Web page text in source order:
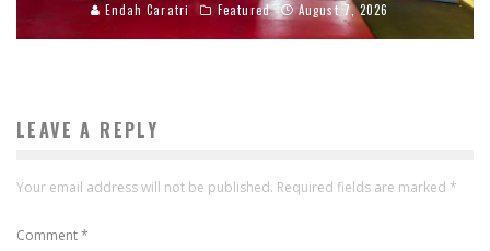
Endah Caratri Featured August 7, 2026
LEAVE A REPLY
Your email address will not be published. Required fields are marked *
Comment*